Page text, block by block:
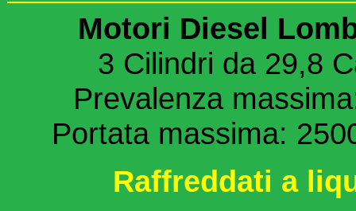
Motori Diesel
3 Cilindri da 29,8
Prevalenza
Portata massima:
Raffreddati a